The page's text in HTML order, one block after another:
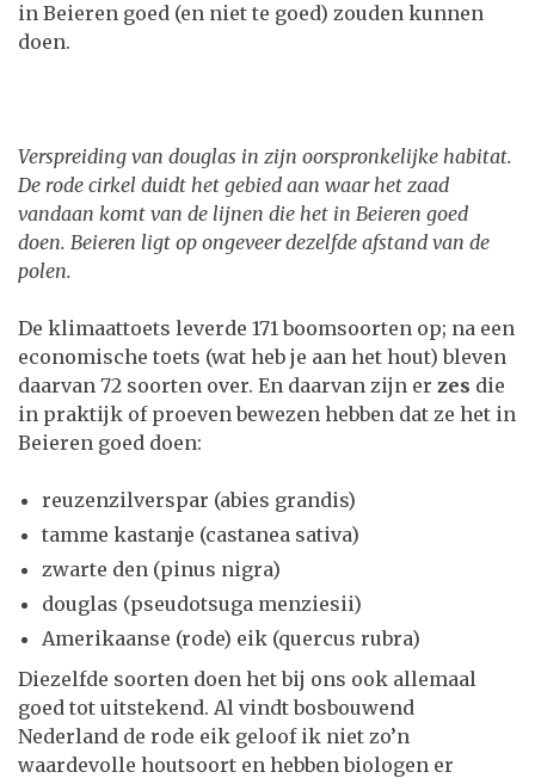
in Beieren goed (en niet te goed) zouden kunnen
doen.
Verspreiding van douglas in zijn oorspronkelijke habitat.
De rode cirkel duidt het gebied aan waar het zaad
vandaan komt van de lijnen die het in Beieren goed
doen. Beieren ligt op ongeveer dezelfde afstand van de
polen.
De klimaattoets leverde 171 boomsoorten op; na een
economische toets (wat heb je aan het hout) bleven
daarvan 72 soorten over. En daarvan zijn er zes die
in praktijk of proeven bewezen hebben dat ze het in
Beieren goed doen:
reuzenzilverspar (abies grandis)
tamme kastanje (castanea sativa)
zwarte den (pinus nigra)
douglas (pseudotsuga menziesii)
Amerikaanse (rode) eik (quercus rubra)
Diezelfde soorten doen het bij ons ook allemaal
goed tot uitstekend. Al vindt bosbouwend
Nederland de rode eik geloof ik niet zo’n
waardevolle houtsoort en hebben biologen er